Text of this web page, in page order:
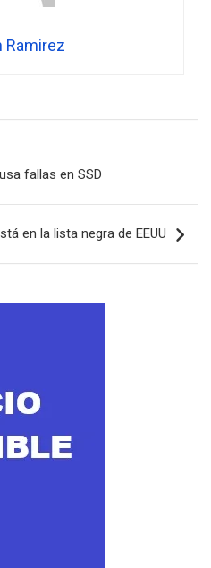
Ramirez
fallas en SSD
en la lista negra de EEUU